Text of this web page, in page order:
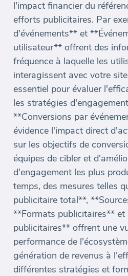
l'impact financier du
efforts publicitaires. Par
d'événements** et
utilisateur** offrent des
fréquence à laquelle les
interagissent avec votre
essentiel pour évaluer
les stratégies
**Conversions par
évidence l'impact direct
sur les objectifs de
équipes de cibler et
d'engagement les plus
temps, des mesures telles
publicitaire total**,
**Formats publicitaires** et
publicitaires** offrent une
performance de
génération de revenus à
différentes stratégies et